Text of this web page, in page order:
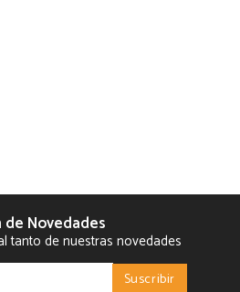
Novedades
tanto de nuestras novedades